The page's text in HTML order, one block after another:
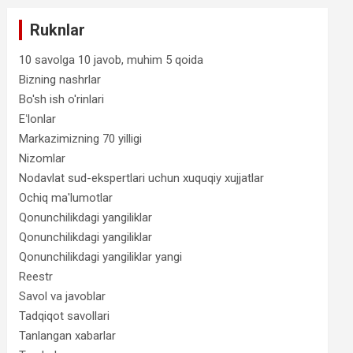
Ruknlar
10 savolga 10 javob, muhim 5 qoida
Bizning nashrlar
Bo'sh ish o'rinlari
Eʻlonlar
Markazimizning 70 yilligi
Nizomlar
Nodavlat sud-ekspertlari uchun xuquqiy xujjatlar
Ochiq ma'lumotlar
Qonunchilikdagi yangiliklar
Qonunchilikdagi yangiliklar
Qonunchilikdagi yangiliklar yangi
Reestr
Savol va javoblar
Tadqiqot savollari
Tanlangan xabarlar